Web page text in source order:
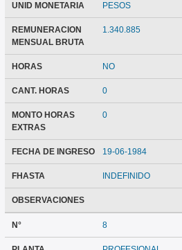
UNID MONETARIA PESOS
REMUNERACION
MENSUAL BRUTA
1.340.885
HORAS NO
CANT. HORAS 0
MONTO HORAS
EXTRAS
0
FECHA DE INGRESO 19-06-1984
FHASTA INDEFINIDO
OBSERVACIONES
N° 8